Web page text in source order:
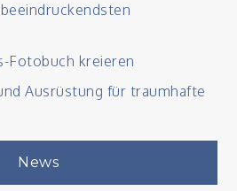
Fotobuch kreieren
Ausrüstung für traumhafte
News